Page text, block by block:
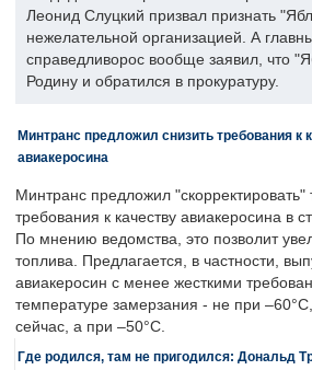
Леонид Слуцкий призвал признать
нежелательной организацией. А
справедливорос вообще заявил, что
Родину и обратился в прокуратуру.
Минтранс предложил снизить требования к
авиакеросина
Минтранс предложил "скорректировать"
требования к качеству авиакеросина в
По мнению ведомства, это позволит
топлива. Предлагается, в частности,
авиакеросин с менее жесткими
температуре замерзания - не при
сейчас, а при –50°C.
Где родился, там не пригодился: Дональд